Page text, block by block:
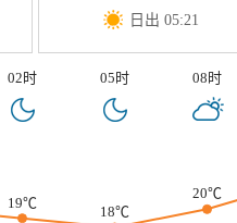
日出 05:21
02时 05时 08时
19℃
18℃
20℃